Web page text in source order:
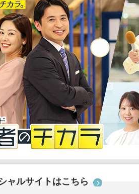
ャルサイトはこちら